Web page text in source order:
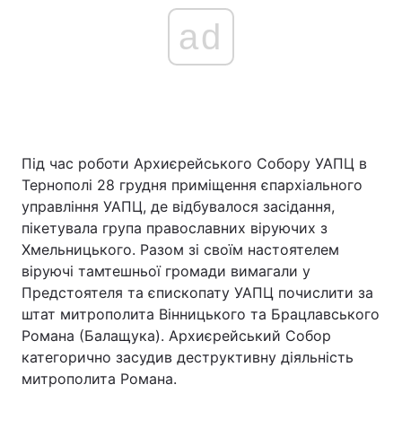
ad
Під час роботи Архиєрейського Собору УАПЦ в
Тернополі 28 грудня приміщення єпархіального
управління УАПЦ, де відбувалося засідання,
пікетувала група православних віруючих з
Хмельницького. Разом зі своїм настоятелем
віруючі тамтешньої громади вимагали у
Предстоятеля та єпископату УАПЦ почислити за
штат митрополита Вінницького та Брацлавського
Романа (Балащука). Архиєрейський Собор
категорично засудив деструктивну діяльність
митрополита Романа.